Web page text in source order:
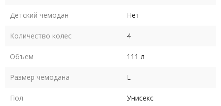
Детский чемодан Нет
Количество колес 4
Объем 111 л
Размер чемодана L
Пол Унисекс